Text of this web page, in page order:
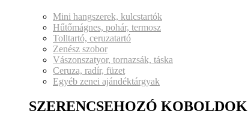
Mini hangszerek, kulcstartók
Hűtőmágnes, pohár, termosz
Tolltartó, ceruzatartó
Zenész szobor
Vászonszatyor, tornazsák, táska
Ceruza, radír, füzet
Egyéb zenei ajándéktárgyak
SZERENCSEHOZÓ KOBOLDOK